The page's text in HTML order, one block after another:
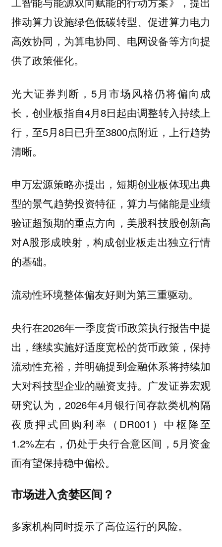
推动算力设施绿色低碳转型、促进算力电力
高效协同，为算电协同、电网设备等方向提
供了政策催化。
光大证券判断，5月市场风格仍将偏向成
长，创业板指自4月8日起由调整转入持续上
行，至5月8日已升至3800点附近，上行趋势
清晰。
申万宏源策略亦提出，短期创业板体现出典
型的景气趋势投资特征，算力与储能是业绩
验证超预期的重点方向，美股科技股创新高
对A股形成映射，构成创业板走出独立行情
的基础。
流动性环境整体偏友好则为第三重驱动。
央行在2026年一季度货币政策执行报告中提
出，继续实施好适度宽松的货币政策，保持
流动性充裕，并明确提到金融体系将持续加
大对科技型企业的融资支持。广发证券宏观
研究认为，2026年4月银行间存款类机构隔
夜质押式回购利率（DR001）中枢降至
1.2%左右，仍处于央行合意区间，5月资金
面有望保持稳中偏松。
市场进入贪婪区间？
多家机构同时提示了高位运行的风险。